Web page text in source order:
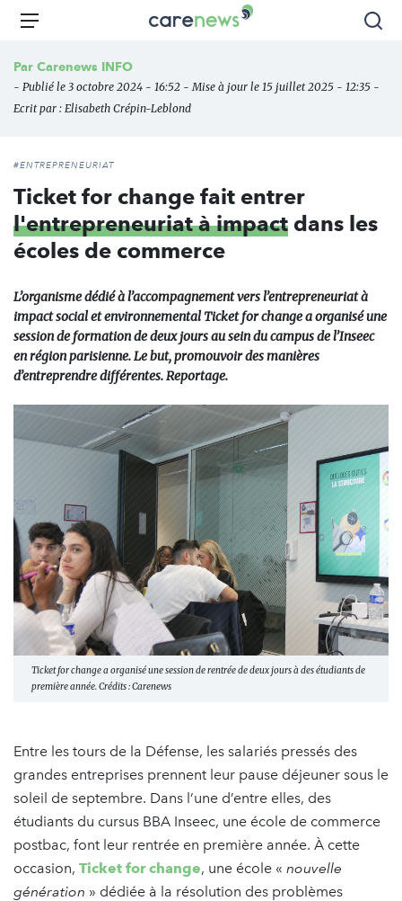
Aller
principal
Carenews,
des
acteurs
Menu
Par Carenews INFO
- Publié le 3 octobre 2024 - 16:52 - Mise à jour le 15 juillet 2025 - 12:35 -
Ecrit par : Elisabeth Crépin-Leblond
#ENTREPRENEURIAT
Ticket for change fait entrer
l'entrepreneuriat à impact dans les
écoles de commerce
L’organisme dédié à l’accompagnement vers l’entrepreneuriat à
impact social et environnemental Ticket for change a organisé une
session de formation de deux jours au sein du campus de l’Inseec
en région parisienne. Le but, promouvoir des manières
d’entreprendre différentes. Reportage.
Ticket for change a organisé une session de rentrée de deux jours à des étudiants de
première année. Crédits : Carenews
Entre les tours de la Défense, les salariés pressés des
grandes entreprises prennent leur pause déjeuner sous le
soleil de septembre. Dans l’une d’entre elles, des
étudiants du cursus BBA Inseec, une école de commerce
postbac, font leur rentrée en première année. À cette
occasion, Ticket for change, une école « nouvelle
génération » dédiée à la résolution des problèmes